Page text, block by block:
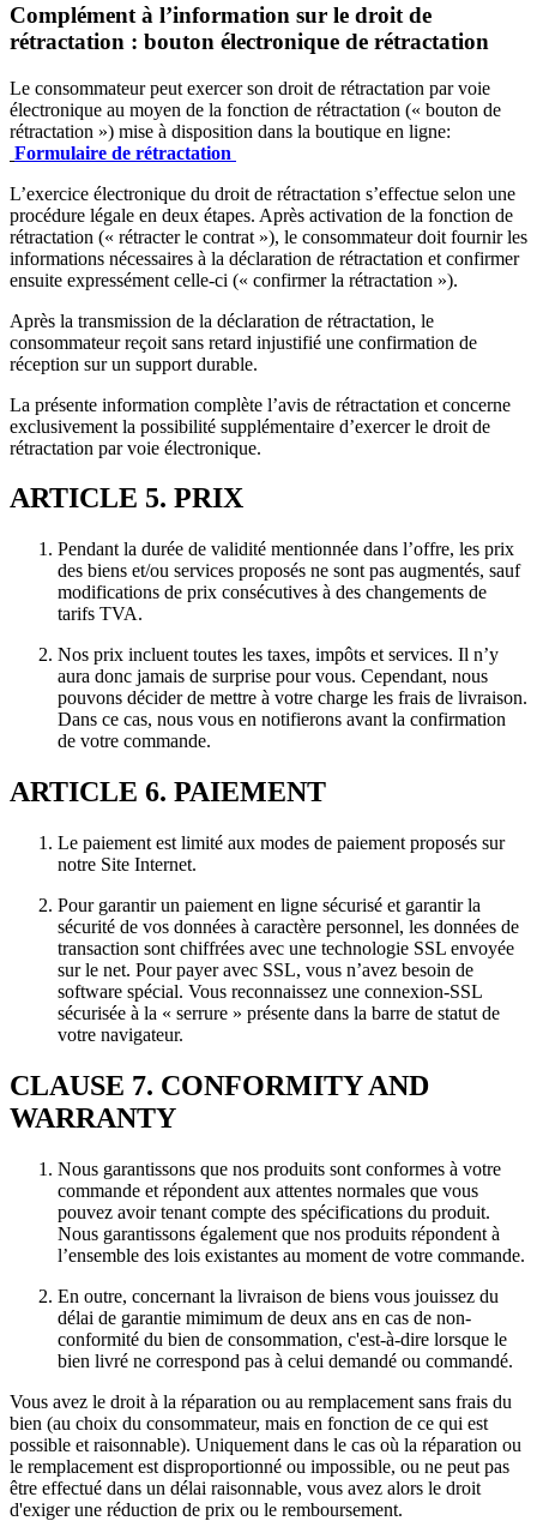
Complément à l’information sur le droit de
rétractation : bouton électronique de rétractation
Le consommateur peut exercer son droit de rétractation par voie
électronique au moyen de la fonction de rétractation (« bouton de
rétractation ») mise à disposition dans la boutique en ligne:
Formulaire de rétractation
L’exercice électronique du droit de rétractation s’effectue selon une
procédure légale en deux étapes. Après activation de la fonction de
rétractation (« rétracter le contrat »), le consommateur doit fournir les
informations nécessaires à la déclaration de rétractation et confirmer
ensuite expressément celle-ci (« confirmer la rétractation »).
Après la transmission de la déclaration de rétractation, le
consommateur reçoit sans retard injustifié une confirmation de
réception sur un support durable.
La présente information complète l’avis de rétractation et concerne
exclusivement la possibilité supplémentaire d’exercer le droit de
rétractation par voie électronique.
ARTICLE 5. PRIX
Pendant la durée de validité mentionnée dans l’offre, les prix
des biens et/ou services proposés ne sont pas augmentés, sauf
modifications de prix consécutives à des changements de
tarifs TVA.
Nos prix incluent toutes les taxes, impôts et services. Il n’y
aura donc jamais de surprise pour vous. Cependant, nous
pouvons décider de mettre à votre charge les frais de livraison.
Dans ce cas, nous vous en notifierons avant la confirmation
de votre commande.
ARTICLE 6. PAIEMENT
Le paiement est limité aux modes de paiement proposés sur
notre Site Internet.
Pour garantir un paiement en ligne sécurisé et garantir la
sécurité de vos données à caractère personnel, les données de
transaction sont chiffrées avec une technologie SSL envoyée
sur le net. Pour payer avec SSL, vous n’avez besoin de
software spécial. Vous reconnaissez une connexion-SSL
sécurisée à la « serrure » présente dans la barre de statut de
votre navigateur.
CLAUSE 7. CONFORMITY AND
WARRANTY
Nous garantissons que nos produits sont conformes à votre
commande et répondent aux attentes normales que vous
pouvez avoir tenant compte des spécifications du produit.
Nous garantissons également que nos produits répondent à
l’ensemble des lois existantes au moment de votre commande.
En outre, concernant la livraison de biens vous jouissez du
délai de garantie mimimum de deux ans en cas de non-
conformité du bien de consommation, c'est-à-dire lorsque le
bien livré ne correspond pas à celui demandé ou commandé.
Vous avez le droit à la réparation ou au remplacement sans frais du
bien (au choix du consommateur, mais en fonction de ce qui est
possible et raisonnable). Uniquement dans le cas où la réparation ou
le remplacement est disproportionné ou impossible, ou ne peut pas
être effectué dans un délai raisonnable, vous avez alors le droit
d'exiger une réduction de prix ou le remboursement.